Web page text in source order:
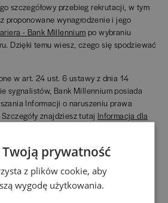
szczegółowy przebieg rekrutacji, w tym
proponowane wynagrodzenie i jego
- Bank Millennium po wybraniu
Dzięki temu wiesz, czego się spodziewać
w art. 24 ust. 6 ustawy z dnia 14
sygnalistów, Bank Millennium posiada
Informacji o naruszeniu prawa
znajdziesz tutaj Informacja dla
w przyszłość, nieustannie poszukując
jest obok innowacyjności podstawową
i przejawia się w działaniach
Twoją prywatność
z plików cookie, aby
wygodę użytkowania.